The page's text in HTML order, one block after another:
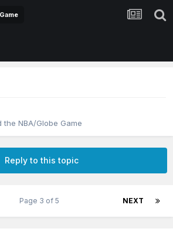
the NBA/Globe Game
Reply to this topic
NEXT
Page 3 of 5